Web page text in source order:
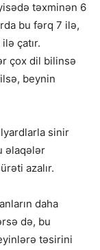
təxminən 6
bu fərq 7 ilə,
çatır.
çox dil bilinsə
beynin
sinir
əlaqələr
azalır.
daha
də, bu
təsirini